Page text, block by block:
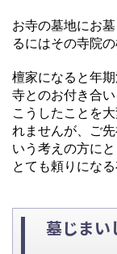
お寺の墓地にお
るにはその寺院
檀家になると年
寺とのお付き合
こうしたことを
れませんが、ご
いう考えの方に
とても頼りになる
墓じまい